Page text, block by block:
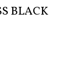
BLACK